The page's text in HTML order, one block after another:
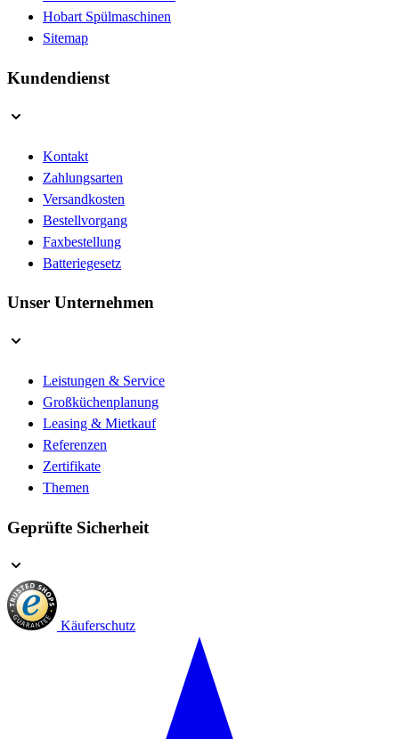
Hobart Spülmaschinen
Sitemap
Kundendienst
Kontakt
Zahlungsarten
Versandkosten
Bestellvorgang
Faxbestellung
Batteriegesetz
Unser Unternehmen
Leistungen & Service
Großküchenplanung
Leasing & Mietkauf
Referenzen
Zertifikate
Themen
Geprüfte Sicherheit
Käuferschutz